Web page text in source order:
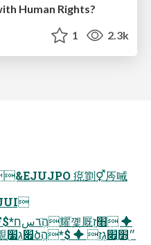
Human Rights?
1 2.3k
痥㔐⚥㕂㖑